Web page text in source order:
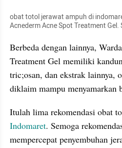
obat totol jerawat ampuh di
Acnederm Acne Spot Treatment
Berbeda dengan lainnya,
Treatment Gel memiliki
tric;osan, dan ekstrak lainnya,
diklaim mampu menyamarkan
Indomaret. Semoga
mempercepat penyembuhan